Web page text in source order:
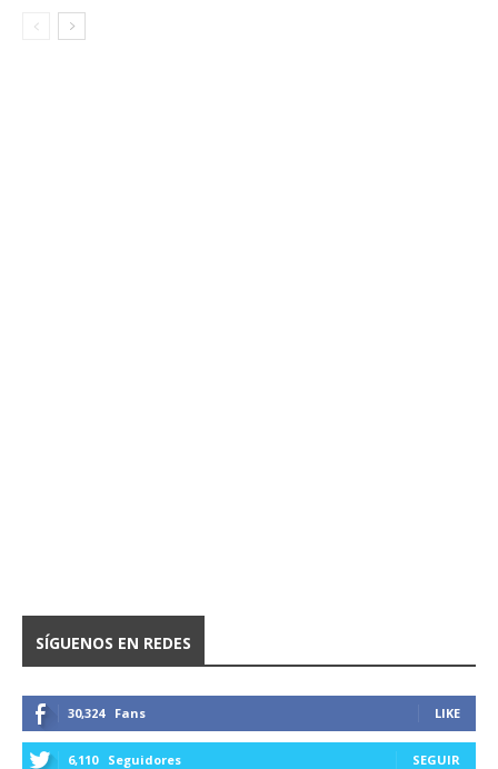
SÍGUENOS EN REDES
30,324 Fans LIKE
6,110 Seguidores SEGUIR